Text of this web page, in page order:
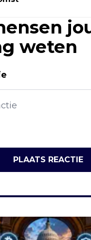
weten
PLAATS REACTIE